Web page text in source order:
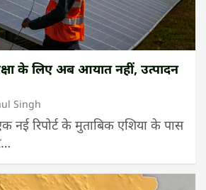
के लिए अब आयात नहीं, उत्पादन
Singh
नई रिपोर्ट के मुताबिक एशिया के पास